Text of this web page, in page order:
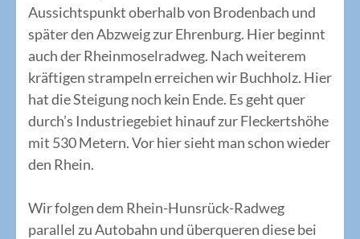
Aussichtspunkt oberhalb von Brodenbach und
später den Abzweig zur Ehrenburg. Hier beginnt
auch der Rheinmoselradweg. Nach weiterem
kräftigen strampeln erreichen wir Buchholz. Hier
hat die Steigung noch kein Ende. Es geht quer
durch’s Industriegebiet hinauf zur Fleckertshöhe
mit 530 Metern. Vor hier sieht man schon wieder
den Rhein.
Wir folgen dem Rhein-Hunsrück-Radweg
parallel zu Autobahn und überqueren diese bei